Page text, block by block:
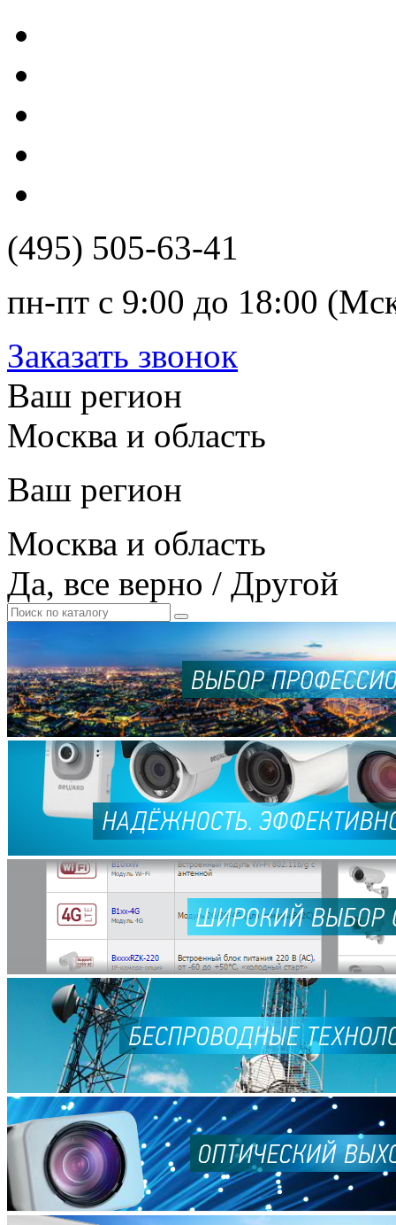
(495) 505-63-41
пн-пт с 9:00 до 18:00
Заказать звонок
Ваш регион
Москва и область
Ваш регион
Москва и область
Да, все верно / Другой